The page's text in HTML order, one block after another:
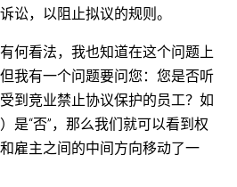
讼，以阻止拟议的规则。
何看法，我也知道在这个问题上
我有一个问题要问您：您是否听
到竞业禁止协议保护的员工？如
是“否”，那么我们就可以看到权
雇主之间的中间方向移动了一